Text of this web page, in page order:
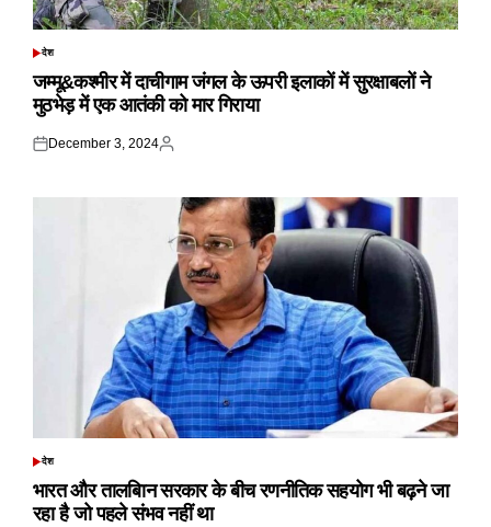
POSTED
देश
जम्मू&कश्मीर में दाचीगाम जंगल के ऊपरी इलाकों में सुरक्षाबलों ने
मुठभेड़ में एक आतंकी को मार गिराया
Posted
December 3, 2024
Posted
POSTED
देश
भारत और तालबिान सरकार के बीच रणनीतिक सहयोग भी बढ़ने जा
रहा है जो पहले संभव नहीं था